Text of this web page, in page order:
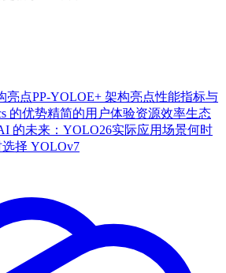
亮点PP-YOLOE+ 架构亮点性能指标与
的优势精简的用户体验资源效率生态
的未来：YOLO26实际应用场景何时
择 YOLOv7